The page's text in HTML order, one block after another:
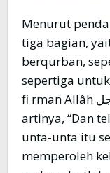
Menurut
tiga bagian,
berqurban,
sepertiga
fi rman Allâh عزوجل dalam ayat lain, yang
artinya, “Dan
unta-unta itu
memperoleh